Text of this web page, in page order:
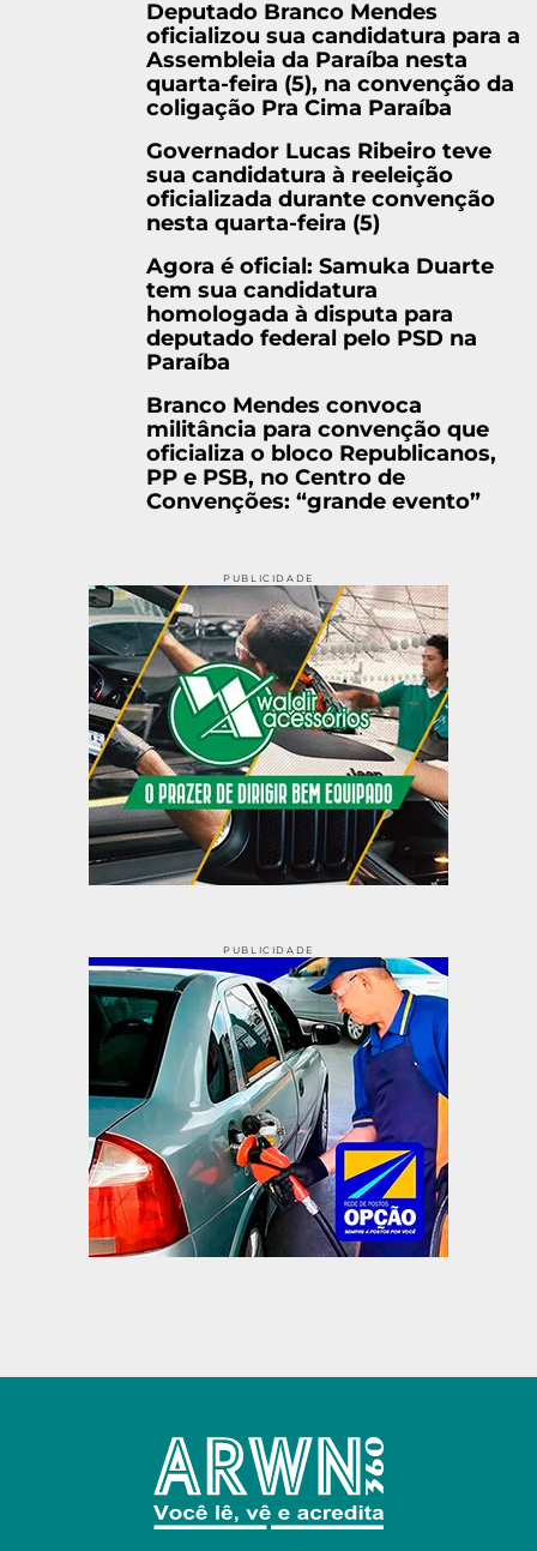
Deputado Branco Mendes
oficializou sua candidatura para a
Assembleia da Paraíba nesta
quarta-feira (5), na convenção da
coligação Pra Cima Paraíba
Governador Lucas Ribeiro teve
sua candidatura à reeleição
oficializada durante convenção
nesta quarta-feira (5)
Agora é oficial: Samuka Duarte
tem sua candidatura
homologada à disputa para
deputado federal pelo PSD na
Paraíba
Branco Mendes convoca
militância para convenção que
oficializa o bloco Republicanos,
PP e PSB, no Centro de
Convenções: “grande evento”
PUBLICIDADE
PUBLICIDADE